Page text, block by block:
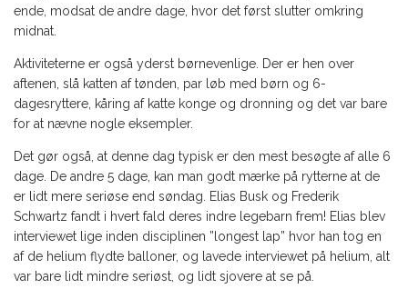
ende, modsat de andre dage, hvor det først slutter omkring
midnat.
Aktiviteterne er også yderst børnevenlige. Der er hen over
aftenen, slå katten af tønden, par løb med børn og 6-
dagesryttere, kåring af katte konge og dronning og det var bare
for at nævne nogle eksempler.
Det gør også, at denne dag typisk er den mest besøgte af alle 6
dage. De andre 5 dage, kan man godt mærke på rytterne at de
er lidt mere seriøse end søndag. Elias Busk og Frederik
Schwartz fandt i hvert fald deres indre legebarn frem! Elias blev
interviewet lige inden disciplinen ”longest lap” hvor han tog en
af de helium flydte balloner, og lavede interviewet på helium, alt
var bare lidt mindre seriøst, og lidt sjovere at se på.